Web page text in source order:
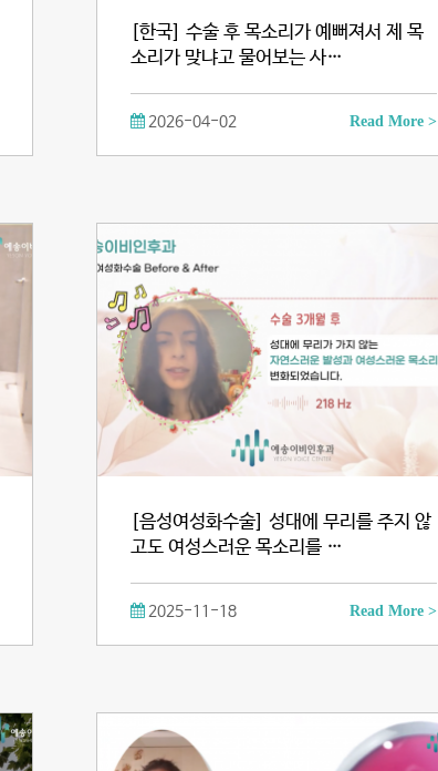
[한국] 수술 후 목소리가 예뻐져서 제 목
소리가 맞냐고 물어보는 사…
2026-04-02 Read More >
[음성여성화수술] 성대에 무리를 주지 않
고도 여성스러운 목소리를 …
2025-11-18 Read More >